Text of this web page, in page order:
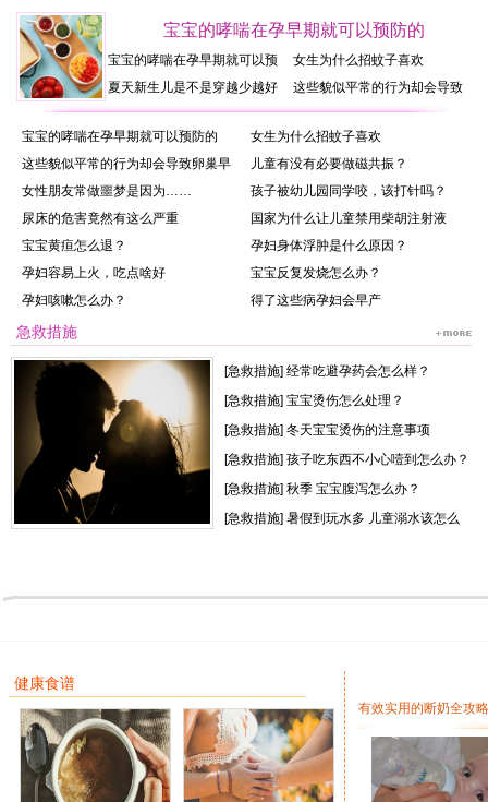
宝宝的哮喘在孕早期就可以预防的
宝宝的哮喘在孕早期就可以预
防的
女生为什么招蚊子喜欢
夏天新生儿是不是穿越少越好
这些貌似平常的行为却会导致
卵巢早衰
宝宝的哮喘在孕早期就可以预防的
女生为什么招蚊子喜欢
这些貌似平常的行为却会导致卵巢早
儿童有没有必要做磁共振？
女性朋友常做噩梦是因为……
孩子被幼儿园同学咬，该打针吗？
尿床的危害竟然有这么严重
国家为什么让儿童禁用柴胡注射液
宝宝黄疸怎么退？
孕妇身体浮肿是什么原因？
孕妇容易上火，吃点啥好
宝宝反复发烧怎么办？
孕妇咳嗽怎么办？
得了这些病孕妇会早产
急救措施
[急救措施] 经常吃避孕药会怎么样？
[急救措施] 宝宝烫伤怎么处理？
[急救措施] 冬天宝宝烫伤的注意事项
[急救措施] 孩子吃东西不小心噎到怎么办？
[急救措施] 秋季 宝宝腹泻怎么办？
[急救措施] 暑假到玩水多 儿童溺水该怎么
健康食谱
有效实用的断奶全攻
有效！